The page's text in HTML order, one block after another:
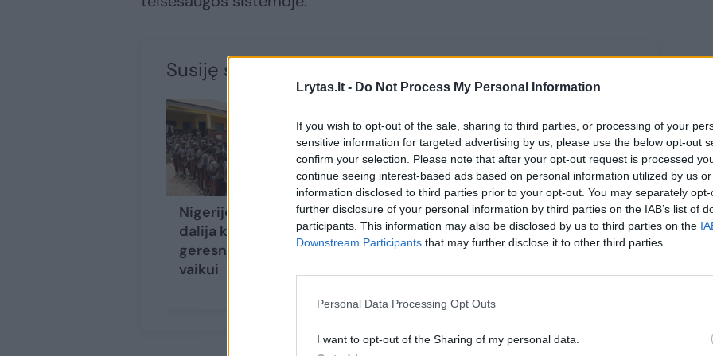
Lrytas.lt - Do Not Process My Personal Information
If you wish to opt-out of the sale, sharing to third parties, or processing of your
sensitive information for targeted advertising by us, please use the below opt-out
confirm your selection. Please note that after your opt-out request is processed
continue seeing interest-based ads based on personal information utilized by us
information disclosed to third parties prior to your opt-out. You may separately
further disclosure of your personal information by third parties on the IAB’s list of
participants. This information may also be disclosed by us to third parties on the
Downstream Participants that may further disclose it to other third parties.
Personal Data Processing Opt Outs
I want to opt-out of the Sharing of my personal data.
Susiję straipsniai
Nigerijoje tėvai
dalija kyšius už
geresnį pažymį
vaikui
Nigerijos valdžios
pareigūnams –
per milijardas